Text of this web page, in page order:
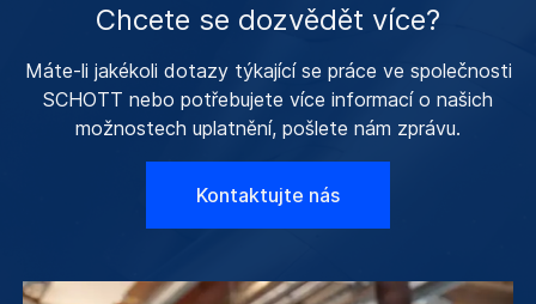
Chcete se dozvědět více?
Máte-li jakékoli dotazy týkající se práce ve společnosti
SCHOTT nebo potřebujete více informací o našich
možnostech uplatnění, pošlete nám zprávu.
Kontaktujte nás